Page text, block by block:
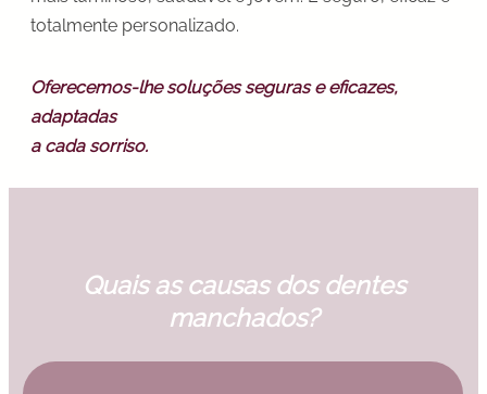
totalmente personalizado.
Oferecemos-lhe soluções seguras e eficazes,
adaptadas
a cada sorriso.
Quais as causas dos dentes
manchados?